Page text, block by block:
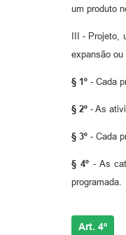
um produto
III -
expansão ou
§ 1º - Cada
§ 2º - As
§ 3º - Cada
§ 4º- As
programada.
Art. 4º